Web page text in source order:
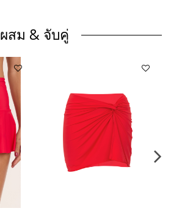
ผสม & จับคู่